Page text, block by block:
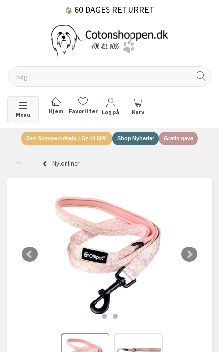
60 DAGES RETURRET
Skifte navigation
Menu
Slut Sommerudsalg | Op til 50% Shop Nyheder Gratis gave
Nylonliner